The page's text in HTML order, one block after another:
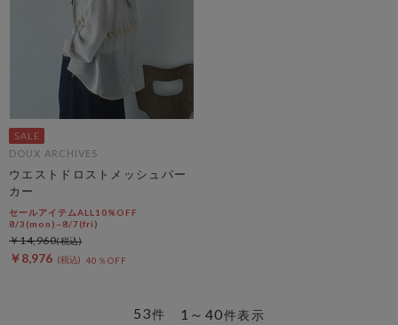
DOUX ARCHIVES
ウエストドロストメッシュパー
カー
セールアイテムALL10%OFF
8/3(mon)~8/7(fri)
￥8,976 40％OFF
￥14,960
1～40件表示
53件